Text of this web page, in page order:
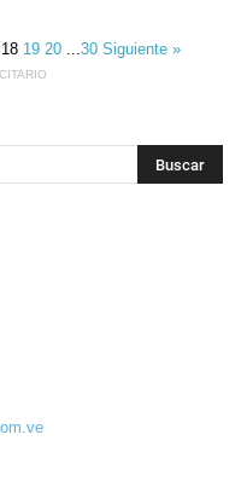
18 1920 ...30 Siguiente »